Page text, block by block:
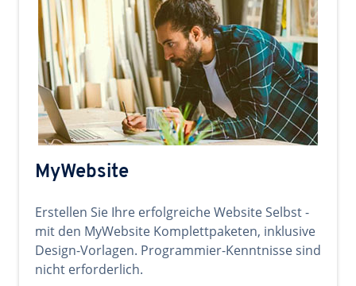
MyWebsite
Erstellen Sie Ihre erfolgreiche Website Selbst -
mit den MyWebsite Komplettpaketen, inklusive
Design-Vorlagen. Programmier-Kenntnisse sind
nicht erforderlich.